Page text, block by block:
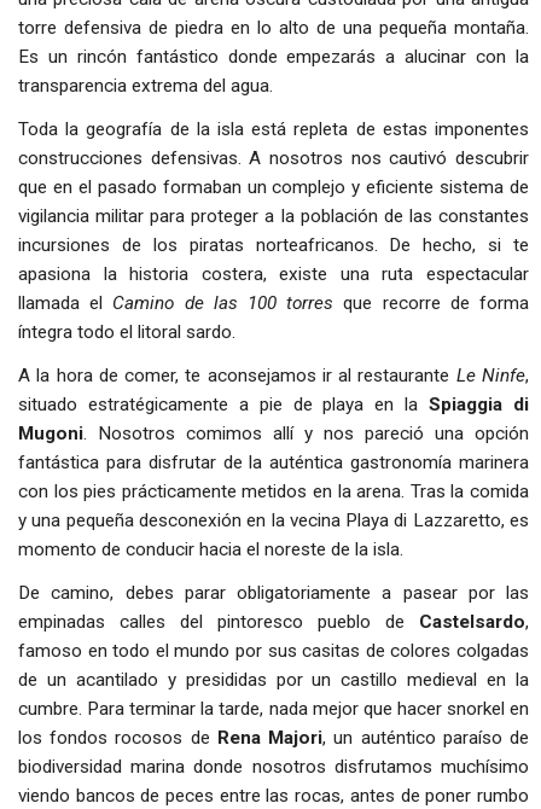
torre defensiva de piedra en lo alto de una pequeña montaña.
Es un rincón fantástico donde empezarás a alucinar con la
transparencia extrema del agua.
Toda la geografía de la isla está repleta de estas imponentes
construcciones defensivas. A nosotros nos cautivó descubrir
que en el pasado formaban un complejo y eficiente sistema de
vigilancia militar para proteger a la población de las constantes
incursiones de los piratas norteafricanos. De hecho, si te
apasiona la historia costera, existe una ruta espectacular
llamada el Camino de las 100 torres que recorre de forma
íntegra todo el litoral sardo.
A la hora de comer, te aconsejamos ir al restaurante Le Ninfe,
situado estratégicamente a pie de playa en laSpiaggia di
Mugoni. Nosotros comimos allí y nos pareció una opción
fantástica para disfrutar de la auténtica gastronomía marinera
con los pies prácticamente metidos en la arena. Tras la comida
y una pequeña desconexión en la vecina Playa di Lazzaretto, es
momento de conducir hacia el noreste de la isla.
De camino, debes parar obligatoriamente a pasear por las
empinadas calles del pintoresco pueblo de Castelsardo,
famoso en todo el mundo por sus casitas de colores colgadas
de un acantilado y presididas por un castillo medieval en la
cumbre. Para terminar la tarde, nada mejor que hacer snorkel en
los fondos rocosos de Rena Majori, un auténtico paraíso de
biodiversidad marina donde nosotros disfrutamos muchísimo
viendo bancos de peces entre las rocas, antes de poner rumbo